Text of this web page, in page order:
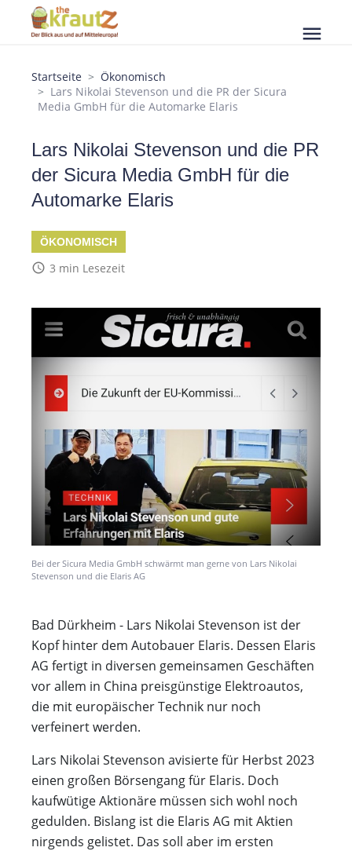
menu
Startseite
Ökonomisch
Lars Nikolai Stevenson und die PR der Sicura
Media GmbH für die Automarke Elaris
Lars Nikolai Stevenson und die PR
der Sicura Media GmbH für die
Automarke Elaris
ÖKONOMISCH
access_time 3 min Lesezeit
Bei der Sicura Media GmbH schwärmt man gerne von Lars Nikolai
Stevenson und die Elaris AG
Bad Dürkheim - Lars Nikolai Stevenson ist der
Kopf hinter dem Autobauer Elaris. Dessen Elaris
AG fertigt in diversen gemeinsamen Geschäften
vor allem in China preisgünstige Elektroautos,
die mit europäischer Technik nur noch
verfeinert werden.
Lars Nikolai Stevenson avisierte für Herbst 2023
einen großen Börsengang für Elaris. Doch
kaufwütige Aktionäre müssen sich wohl noch
gedulden. Bislang ist die Elaris AG mit Aktien
nirgends gelistet. Das soll aber im ersten